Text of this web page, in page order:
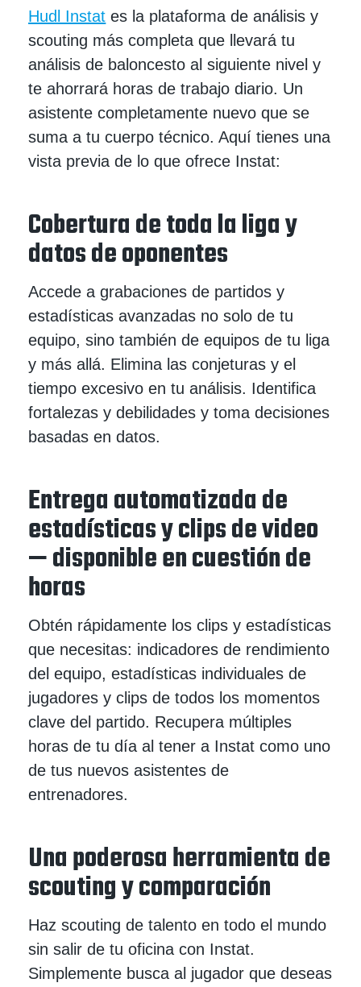
Hudl Instat es la plataforma de análisis y
scouting más completa que llevará tu
análisis de baloncesto al siguiente nivel y
te ahorrará horas de trabajo diario. Un
asistente completamente nuevo que se
suma a tu cuerpo técnico. Aquí tienes una
vista previa de lo que ofrece Instat:
Cobertura de toda la liga y
datos de oponentes
Accede a grabaciones de partidos y
estadísticas avanzadas no solo de tu
equipo, sino también de equipos de tu liga
y más allá. Elimina las conjeturas y el
tiempo excesivo en tu análisis. Identifica
fortalezas y debilidades y toma decisiones
basadas en datos.
Entrega automatizada de
estadísticas y clips de video
— disponible en cuestión de
horas
Obtén rápidamente los clips y estadísticas
que necesitas: indicadores de rendimiento
del equipo, estadísticas individuales de
jugadores y clips de todos los momentos
clave del partido. Recupera múltiples
horas de tu día al tener a Instat como uno
de tus nuevos asistentes de
entrenadores.
Una poderosa herramienta de
scouting y comparación
Haz scouting de talento en todo el mundo
sin salir de tu oficina con Instat.
Simplemente busca al jugador que deseas